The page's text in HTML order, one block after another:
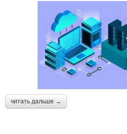
читать дальше →